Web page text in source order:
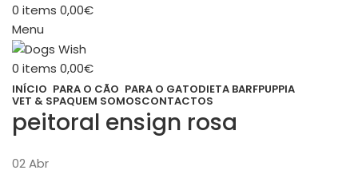
0 items 0,00€
Menu
0 items 0,00€
INÍCIO PARA O CÃO PARA O GATODIETA BARFPUPPIA
VET & SPAQUEM SOMOSCONTACTOS
peitoral ensign rosa
02Abr